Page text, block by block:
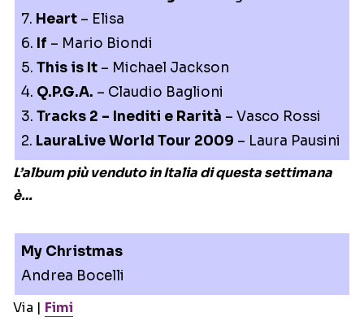
7. Heart – Elisa
6. If – Mario Biondi
5. This is It – Michael Jackson
4. Q.P.G.A. – Claudio Baglioni
3. Tracks 2 – Inediti e Rarità – Vasco Rossi
2. LauraLive World Tour 2009 – Laura Pausini
L’album più venduto in Italia di questa settimana
è…
My Christmas
Andrea Bocelli
Via | Fimi